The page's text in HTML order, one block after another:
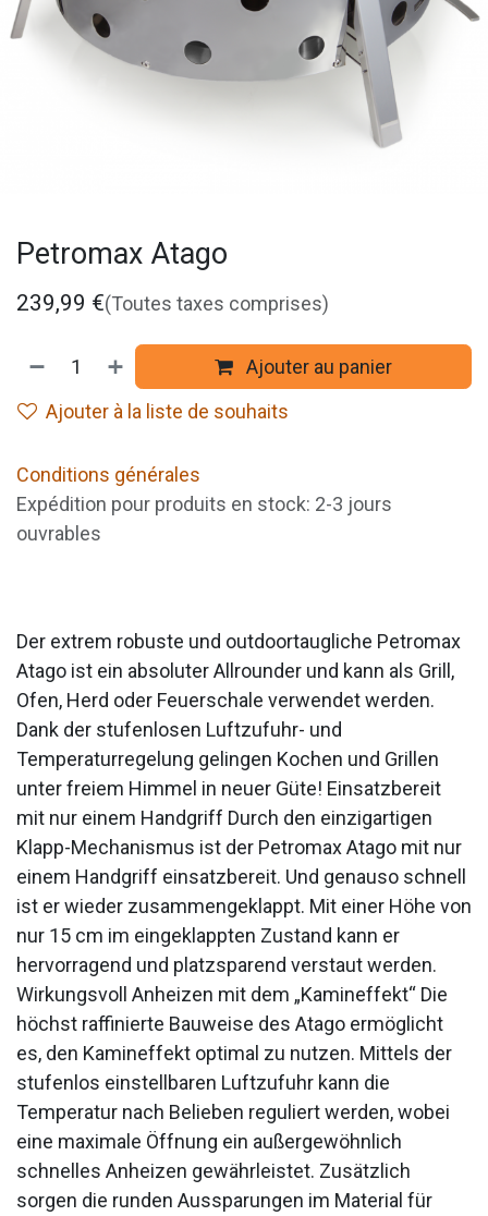
Petromax Atago
239,99 €(Toutes taxes comprises)
Ajouter au panier
Ajouter à la liste de souhaits
Conditions générales
Expédition pour produits en stock: 2-3 jours
ouvrables
Der extrem robuste und outdoortaugliche Petromax
Atago ist ein absoluter Allrounder und kann als Grill,
Ofen, Herd oder Feuerschale verwendet werden.
Dank der stufenlosen Luftzufuhr- und
Temperaturregelung gelingen Kochen und Grillen
unter freiem Himmel in neuer Güte! Einsatzbereit
mit nur einem Handgriff Durch den einzigartigen
Klapp-Mechanismus ist der Petromax Atago mit nur
einem Handgriff einsatzbereit. Und genauso schnell
ist er wieder zusammengeklappt. Mit einer Höhe von
nur 15 cm im eingeklappten Zustand kann er
hervorragend und platzsparend verstaut werden.
Wirkungsvoll Anheizen mit dem „Kamineffekt“ Die
höchst raffinierte Bauweise des Atago ermöglicht
es, den Kamineffekt optimal zu nutzen. Mittels der
stufenlos einstellbaren Luftzufuhr kann die
Temperatur nach Belieben reguliert werden, wobei
eine maximale Öffnung ein außergewöhnlich
schnelles Anheizen gewährleistet. Zusätzlich
sorgen die runden Aussparungen im Material für